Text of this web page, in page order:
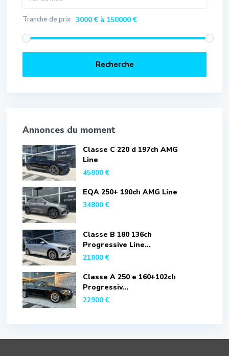
Tranche de prix 3000 € à 150000 €
Recherche
Annonces du moment
Classe C 220 d 197ch AMG
Line
45800 €
EQA 250+ 190ch AMG Line
34800 €
Classe B 180 136ch
Progressive Line...
21800 €
Classe A 250 e 160+102ch
Progressiv...
22900 €